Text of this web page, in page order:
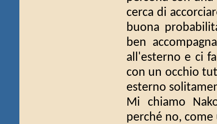
cerca di
buona
ben
all'esterno e ci
con un occhio
esterno
Mi chiamo
perché no,